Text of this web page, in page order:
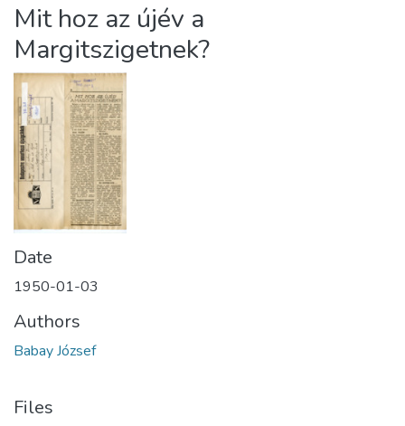
About us
Mit hoz az újév a
Margitszigetnek?
Date
1950-01-03
Authors
Babay József
Files